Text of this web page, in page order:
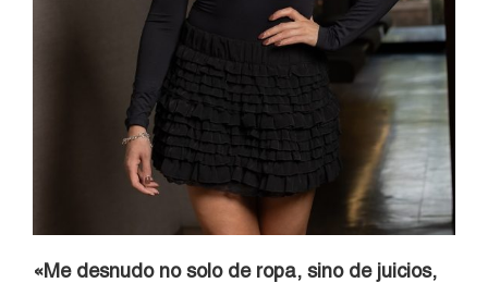
«Me desnudo no solo de ropa, sino de juicios,